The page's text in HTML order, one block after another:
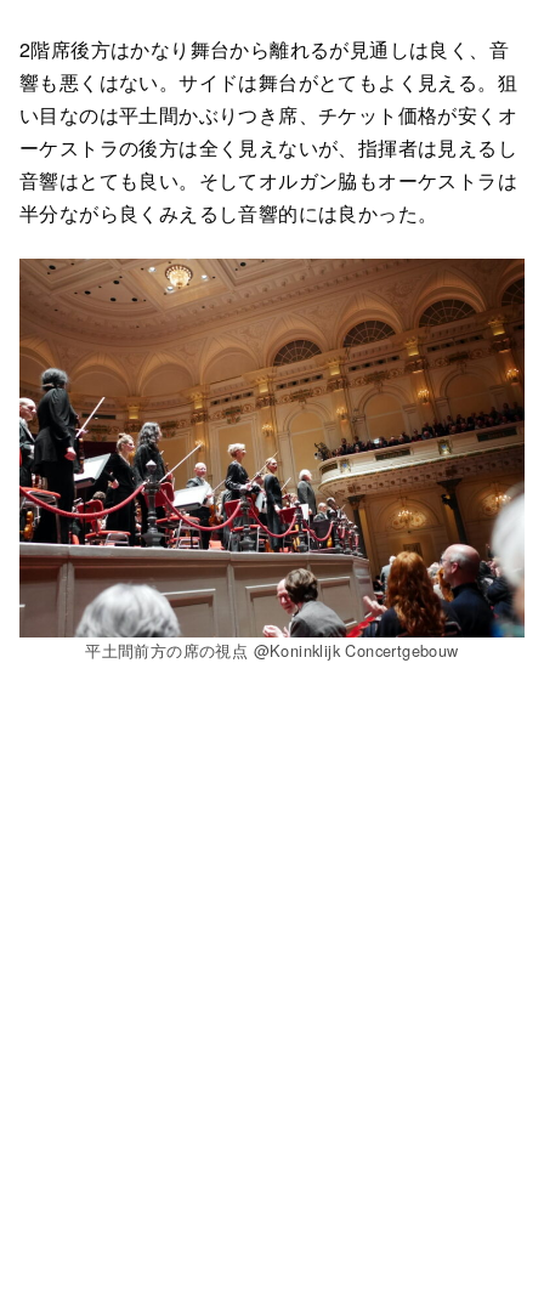
2階席後方はかなり舞台から離れるが見通しは良く、音
響も悪くはない。サイドは舞台がとてもよく見える。狙
い目なのは平土間かぶりつき席、チケット価格が安くオ
ーケストラの後方は全く見えないが、指揮者は見えるし
音響はとても良い。そしてオルガン脇もオーケストラは
半分ながら良くみえるし音響的には良かった。
平土間前方の席の視点 @Koninklijk Concertgebouw